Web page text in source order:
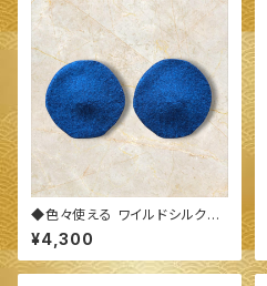
◆色々使える ワイルドシルク&
メリノウールの胸あて(パッド)◆
～100%オーガニックすくも使用
醗酵建て伊勢藍染～
¥4,300